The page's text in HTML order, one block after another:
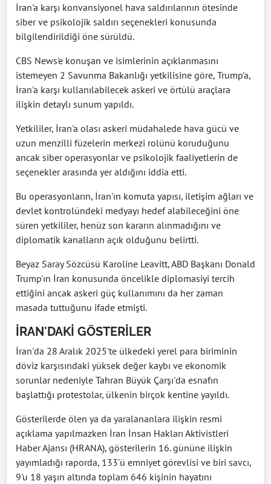
İran'a karşı konvansiyonel hava saldırılarının ötesinde
siber ve psikolojik saldırı seçenekleri konusunda
bilgilendirildiği öne sürüldü.
CBS News'e konuşan ve isimlerinin açıklanmasını
istemeyen 2 Savunma Bakanlığı yetkilisine göre, Trump'a,
İran'a karşı kullanılabilecek askeri ve örtülü araçlara
ilişkin detaylı sunum yapıldı.
Yetkililer, İran'a olası askeri müdahalede hava gücü ve
uzun menzilli füzelerin merkezi rolünü koruduğunu
ancak siber operasyonlar ve psikolojik faaliyetlerin de
seçenekler arasında yer aldığını iddia etti.
Bu operasyonların, İran'ın komuta yapısı, iletişim ağları ve
devlet kontrolündeki medyayı hedef alabileceğini öne
süren yetkililer, henüz son kararın alınmadığını ve
diplomatik kanalların açık olduğunu belirtti.
Beyaz Saray Sözcüsü Karoline Leavitt, ABD Başkanı Donald
Trump'ın İran konusunda öncelikle diplomasiyi tercih
ettiğini ancak askeri güç kullanımını da her zaman
masada tuttuğunu ifade etmişti.
İRAN'DAKİ GÖSTERİLER
İran'da 28 Aralık 2025'te ülkedeki yerel para biriminin
döviz karşısındaki yüksek değer kaybı ve ekonomik
sorunlar nedeniyle Tahran Büyük Çarşı'da esnafın
başlattığı protestolar, ülkenin birçok kentine yayıldı.
Gösterilerde ölen ya da yaralananlara ilişkin resmi
açıklama yapılmazken İran İnsan Hakları Aktivistleri
Haber Ajansı (HRANA), gösterilerin 16. gününe ilişkin
yayımladığı raporda, 133'ü emniyet görevlisi ve biri savcı,
9'u 18 yaşın altında toplam 646 kişinin hayatını